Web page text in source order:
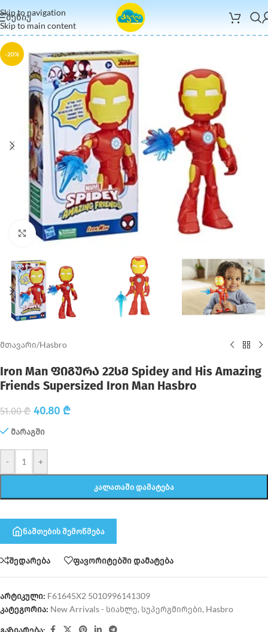
Skip to navigation
Skip to main content
ᲛᲔᲜᲘᲣ
-20%
Click to enlarge
მთავარი/Hasbro
Iron Man ფიგურა 22სმ Spidey and His Amazing
Friends Supersized Iron Man Hasbro
51.00₾ 40.80 ₾
მარაგში
- +
ᲙᲐᲚᲐᲗᲐᲨᲘ ᲓᲐᲛᲐᲢᲔᲑᲐ
ნაშთების შემოწმება
შედარება ფავორიტებში დამატება
არტიკული: F61645X2 5010996141309
კატეგორია: New Arrivals - სიახლე, სუპერგმირები, Hasbro
გაზიარება: